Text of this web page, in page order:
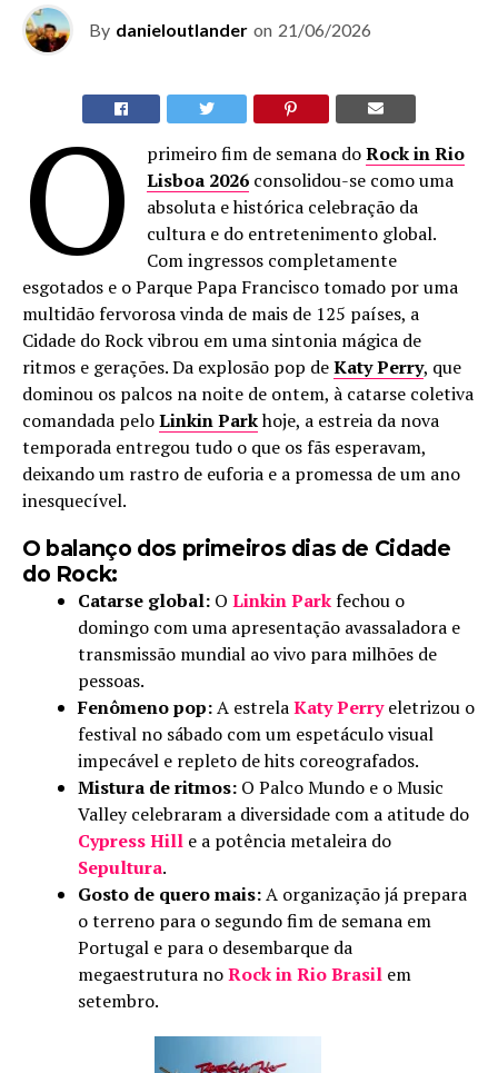
By danieloutlander on 21/06/2026
O primeiro fim de semana doRock in Rio
Lisboa 2026 consolidou-se como uma
absoluta e histórica celebração da
cultura e do entretenimento global.
Com ingressos completamente
esgotados e o Parque Papa Francisco tomado por uma
multidão fervorosa vinda de mais de 125 países, a
Cidade do Rock vibrou em uma sintonia mágica de
ritmos e gerações. Da explosão pop deKaty Perry, que
dominou os palcos na noite de ontem, à catarse coletiva
comandada peloLinkin Parkhoje, a estreia da nova
temporada entregou tudo o que os fãs esperavam,
deixando um rastro de euforia e a promessa de um ano
inesquecível.
O balanço dos primeiros dias de Cidade
do Rock:
Catarse global: O Linkin Parkfechou o
domingo com uma apresentação avassaladora e
transmissão mundial ao vivo para milhões de
pessoas.
Fenômeno pop:A estrelaKaty Perryeletrizou o
festival no sábado com um espetáculo visual
impecável e repleto de hits coreografados.
Mistura de ritmos: O Palco Mundo e o Music
Valley celebraram a diversidade com a atitude do
Cypress Hill e a potência metaleira do
Sepultura.
Gosto de quero mais:A organização já prepara
o terreno para o segundo fim de semana em
Portugal e para o desembarque da
megaestrutura noRock in Rio Brasil em
setembro.